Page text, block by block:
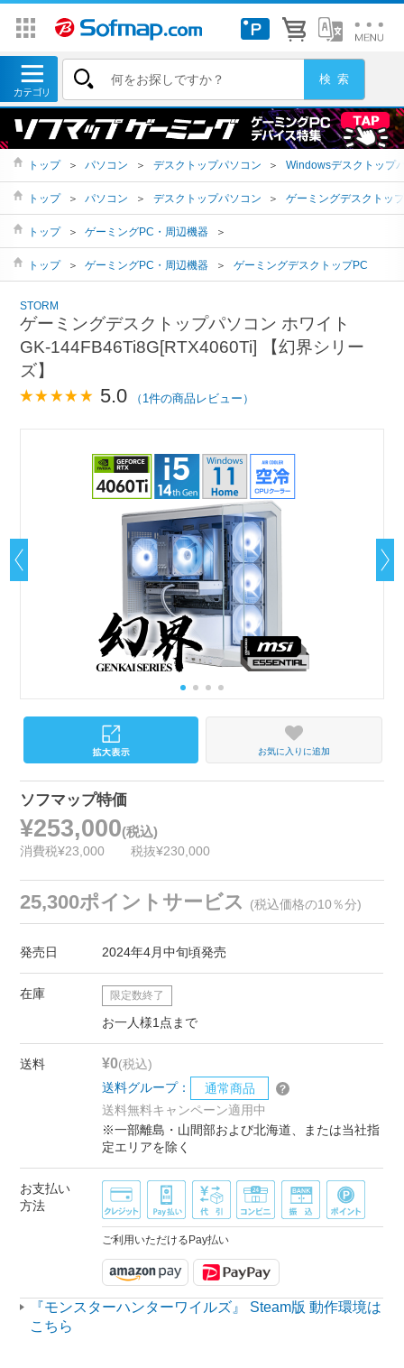
トップ ＞ パソコン ＞ デスクトップパソコン ＞ Windowsデスクトップ
トップ ＞ パソコン ＞ デスクトップパソコン ＞ ゲーミングデスクトッ
トップ ＞ ゲーミングPC・周辺機器 ＞
トップ ＞ ゲーミングPC・周辺機器 ＞ ゲーミングデスクトップPC
STORM
ゲーミングデスクトップパソコン ホワイト
GK-144FB46Ti8G[RTX4060Ti] 【幻界シリー
ズ】
5.0 （1件の商品レビュー）
お気に入りに追加
ソフマップ特価
¥253,000(税込)
消費税¥23,000 税抜¥230,000
25,300ポイントサービス (税込価格の10％分)
発売日 2024年4月中旬頃発売
在庫 限定数終了
お一人様1点まで
送料 ¥0(税込)
送料グループ：
通常商品
送料無料キャンペーン適用中
※一部離島・山間部および北海道、または当社指
定エリアを除く
お支払い
方法
ご利用いただけるPay払い
『モンスターハンターワイルズ』 Steam版 動作環境は
こちら